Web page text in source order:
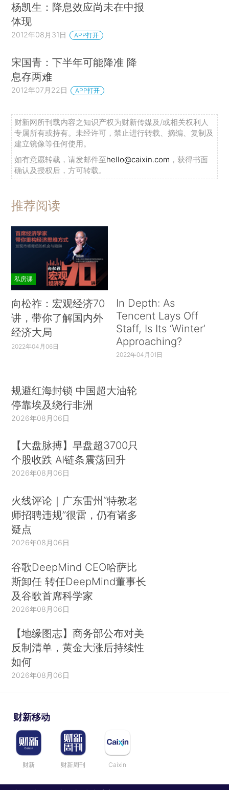
杨凯生：降息效应尚未在中报
体现
2012年08月31日 APP打开
宋国青：下半年可能降准 降
息存两难
2012年07月22日 APP打开
财新网所刊载内容之知识产权为财新传媒及/或相关权利人
专属所有或持有。未经许可，禁止进行转载、摘编、复制及
建立镜像等任何使用。
如有意愿转载，请发邮件至hello@caixin.com ，获得书面
确认及授权后，方可转载。
推荐阅读
私房课
向松祚：宏观经济70
讲，带你了解国内外
经济大局
2022年04月06日
In Depth: As
Tencent Lays Off
Staff, Is Its ‘Winter’
Approaching?
2022年04月01日
规避红海封锁 中国超大油轮
停靠埃及绕行非洲
2026年08月06日
【大盘脉搏】早盘超3700只
个股收跌 AI链条震荡回升
2026年08月06日
火线评论｜广东雷州“特教老
师招聘违规”很雷，仍有诸多
疑点
2026年08月06日
谷歌DeepMind CEO哈萨比
斯卸任 转任DeepMind董事长
及谷歌首席科学家
2026年08月06日
【地缘图志】商务部公布对美
反制清单，黄金大涨后持续性
如何
2026年08月06日
财新移动
财新 财新周刊 Caixin